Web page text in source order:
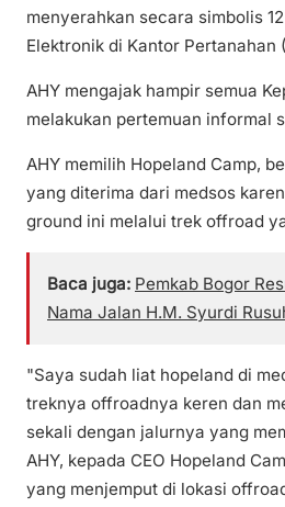
menyerahkan secara simbolis
Elektronik di Kantor Pertanahan
AHY mengajak hampir semua
melakukan pertemuan informal
AHY memilih Hopeland Camp,
yang diterima dari medsos
ground ini melalui trek offroad
Baca juga: Pemkab Bogor
Nama Jalan H.M. Syurdi
"Saya sudah liat hopeland di
treknya offroadnya keren dan
sekali dengan jalurnya yang
AHY, kepada CEO Hopeland
yang menjemput di lokasi